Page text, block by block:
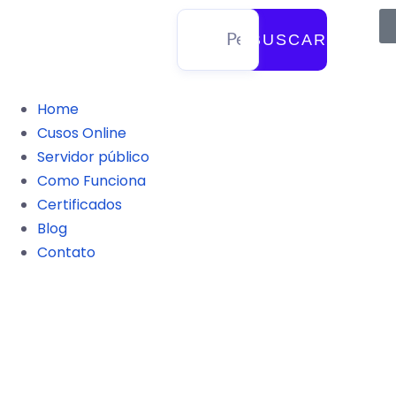
BUSCAR
Home
Cusos Online
Servidor público
Como Funciona
Certificados
Blog
Contato